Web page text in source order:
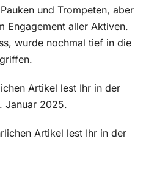
und Trompeten, aber
Engagement aller Aktiven.
wurde nochmal tief in die
Artikel lest Ihr in der
Januar 2025.
Artikel lest Ihr in der